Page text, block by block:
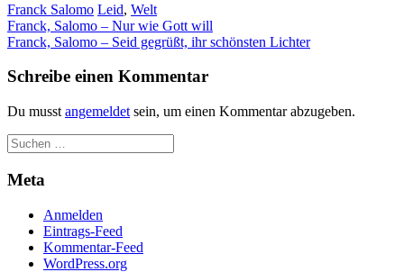
Franck Salomo Leid, Welt
Beitragsnavigation
Franck, Salomo – Nur wie Gott will
Franck, Salomo – Seid gegrüßt, ihr schönsten Lichter
Schreibe einen Kommentar
Du musst angemeldet sein, um einen Kommentar abzugeben.
Meta
Anmelden
Eintrags-Feed
Kommentar-Feed
WordPress.org